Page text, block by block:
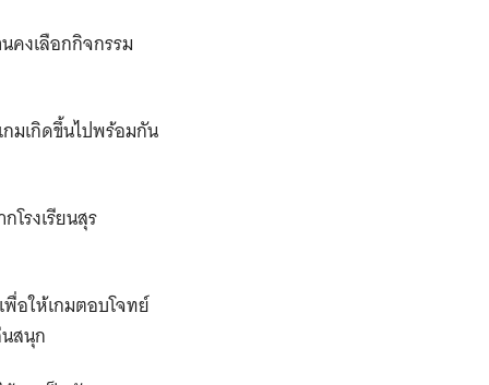
คงเลือกกิจกรรม
กมเกิดขึ้นไปพร้อมกัน
รงเรียนสุร
พื่อให้เกมตอบโจทย์
สนุก